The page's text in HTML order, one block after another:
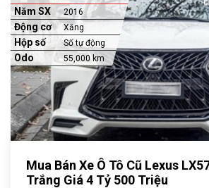
Năm SX 2016
Động cơ Xăng
Hộp số Số tự động
Odo 55,000 km
Mua Bán Xe Ô Tô Cũ Lexus
Trắng Giá 4 Tỷ 500 Triệu